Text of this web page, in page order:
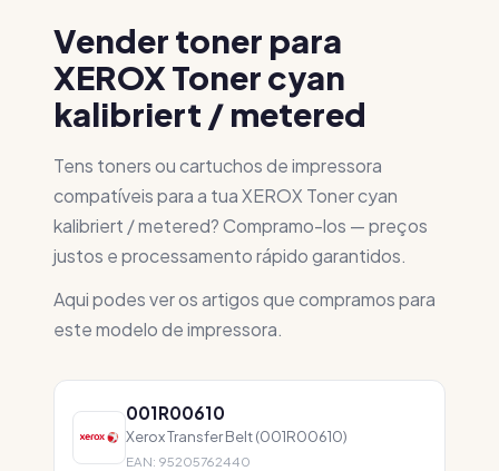
Vender toner para
XEROX Toner cyan
kalibriert / metered
Tens toners ou cartuchos de impressora
compatíveis para a tua XEROX Toner cyan
kalibriert / metered? Compramo-los — preços
justos e processamento rápido garantidos.
Aqui podes ver os artigos que compramos para
este modelo de impressora.
001R00610
Xerox Transfer Belt (001R00610)
EAN: 95205762440